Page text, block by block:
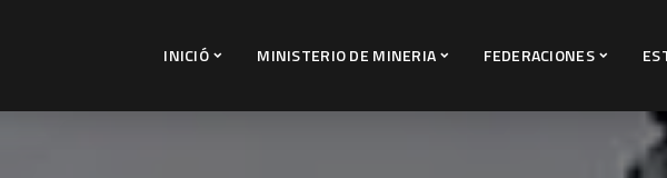
INICIÓ MINISTERIO DE MINERIA FEDERACIONES